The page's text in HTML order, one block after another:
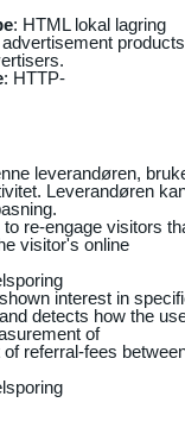
: HTML lokal lagring
products
: HTTP-
leverandøren,
Leverandøren
re-engage visitors
visitor's online
interest in
detects how the
of
referral-fees